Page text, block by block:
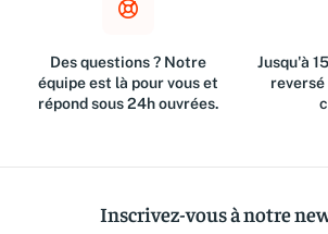
Des questions ? Notre
équipe est là pour vous et
répond sous 24h ouvrées.
Jusqu'à
Inscrivez-vous à notre